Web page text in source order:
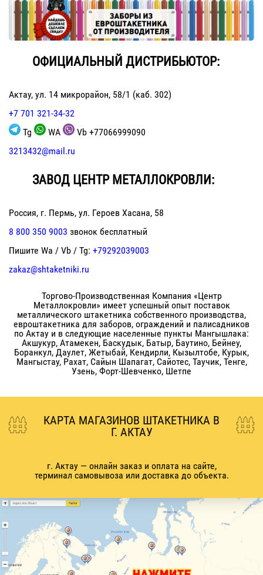
ОФИЦИАЛЬНЫЙ ДИСТРИБЬЮТОР:
Актау, ул. 14 микрорайон, 58/1 (каб. 302)
+7 701 321-34-32
Tg
WA Vb +77066999090
3213432@mail.ru
ЗАВОД ЦЕНТР МЕТАЛЛОКРОВЛИ:
Россия, г. Пeрмь, ул. Героев Хасана, 58
8 800 350 9003 звонок бесплатный
Пишите Wa / Vb / Tg: +79292039003
zakaz@shtaketniki.ru
Торгово-Производственная Компания «Центр
Металлокровли» имеет успешный опыт поставок
металлического штакетника собственного производства,
евроштакетника для заборов, ограждений и палисадников
по Актау и в следующие населенные пункты Мангышлака:
Акшукур, Атамекен, Баскудык, Батыр, Баутино, Бейнеу,
Боранкул, Даулет, Жетыбай, Кендирли, Кызылтобе, Курык,
Мангыстау, Рахат, Сайын Шапагат, Сайотес, Таучик, Тенге,
Узень, Форт-Шевченко, Шетпе
КАРТА МАГАЗИНОВ ШТАКЕТНИКА В
Г. АКТАУ
г. Актау— онлайн заказ и оплата на сайте,
терминал самовывоза или доставка до объекта.